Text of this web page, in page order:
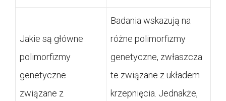
Jakie są główne
polimorfizmy
genetyczne
związane z
Badania wskazują na
różne polimorfizmy
genetyczne, zwłaszcza
te związane z układem
krzepnięcia. Jednakże,